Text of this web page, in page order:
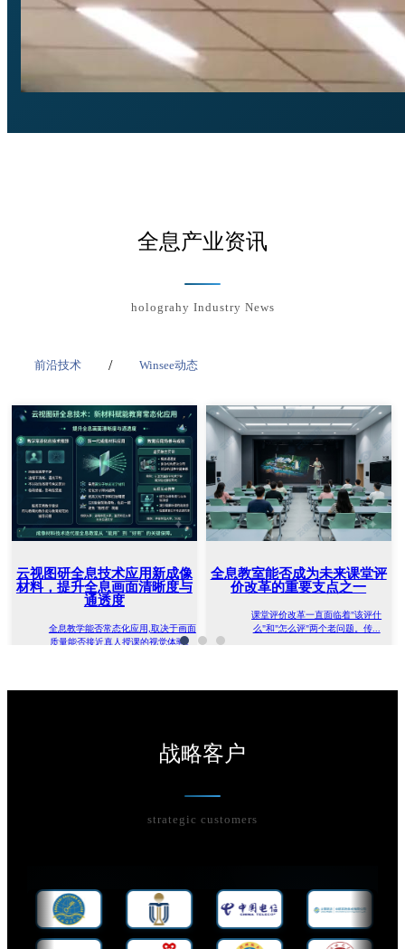
全息教室赋能石油工程：远程邀请专家同台上跨千里精品课
全息产业资讯
holograhy Industry News
前沿技术 / Winsee动态
云视图研全息技术应用新成像
材料，提升全息画面清晰度与
通透度
全息教学能否常态化应用,取决于画面
质量能否接近真人授课的视觉体验。
全息教室能否成为未来课堂评
价改革的重要支点之一
课堂评价改革一直面临着"该评什
么"和"怎么评"两个老问题。传...
战略客户
strategic customers